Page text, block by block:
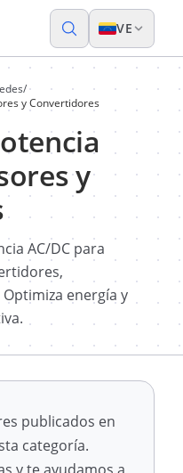
VE
/
y Convertidores
y
AC/DC para
energía y
publicados en
categoría.